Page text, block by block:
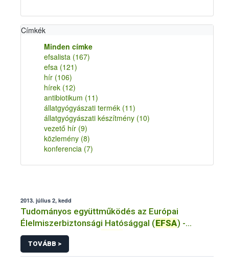
Címkék
Minden címke
efsalista (167)
efsa (121)
hír (106)
hírek (12)
antibiotikum (11)
állatgyógyászati termék (11)
állatgyógyászati készítmény (10)
vezető hír (9)
közlemény (8)
konferencia (7)
2013. július 2, kedd
Tudományos együttműködés az Európai
Élelmiszerbiztonsági Hatósággal (EFSA) -
Mit...nyújt nekünk az
TOVÁBB >